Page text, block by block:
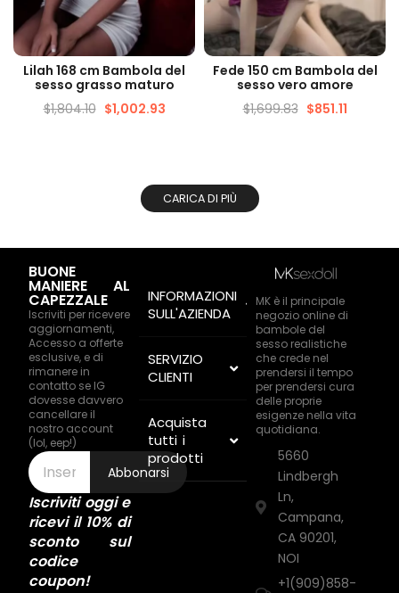
VISUALIZZAZIONE
VELOCE
Lilah 168 cm Bambola del
sesso grasso maturo
$1,804.10 $1,002.93
VISUALIZZAZIONE
VELOCE
Fede 150 cm Bambola del
sesso vero amore
$1,699.83 $851.11
CARICA DI PIÙ
BUONE
MANIERE AL
CAPEZZALE
Iscriviti per ricevere
aggiornamenti,
Accesso a offerte
esclusive, e di
rimanere in
contatto se IG
dovesse davvero
cancellare il
nostro account
(lol, eep!)
Abbonarsi
Iscriviti oggi e
ricevi il 10% di
sconto sul
codice
coupon!
INFORMAZIONI
SULL'AZIENDA
SERVIZIO
CLIENTI
Acquista
tutti i
prodotti
MK è il principale
negozio online di
bambole del
sesso realistiche
che crede nel
prendersi il tempo
per prendersi cura
delle proprie
esigenze nella vita
quotidiana.
5660
Lindbergh
Ln,
Campana,
CA 90201,
NOI
+1(909)858-